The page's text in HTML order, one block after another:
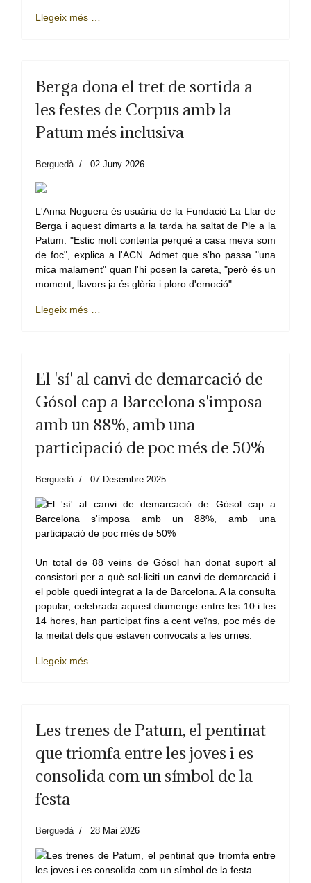
Llegeix més …
Berga dona el tret de sortida a
les festes de Corpus amb la
Patum més inclusiva
Berguedà 02 Juny 2026
L'Anna Noguera és usuària de la Fundació La Llar de
Berga i aquest dimarts a la tarda ha saltat de Ple a la
Patum. "Estic molt contenta perquè a casa meva som
de foc", explica a l'ACN. Admet que s'ho passa "una
mica malament" quan l'hi posen la careta, "però és un
moment, llavors ja és glòria i ploro d'emoció".
Llegeix més …
El 'sí' al canvi de demarcació de
Gósol cap a Barcelona s'imposa
amb un 88%, amb una
participació de poc més de 50%
Berguedà 07 Desembre 2025
Un total de 88 veïns de Gósol han donat suport al
consistori per a què sol·liciti un canvi de demarcació i
el poble quedi integrat a la de Barcelona. A la consulta
popular, celebrada aquest diumenge entre les 10 i les
14 hores, han participat fins a cent veïns, poc més de
la meitat dels que estaven convocats a les urnes.
Llegeix més …
Les trenes de Patum, el pentinat
que triomfa entre les joves i es
consolida com un símbol de la
festa
Berguedà 28 Mai 2026